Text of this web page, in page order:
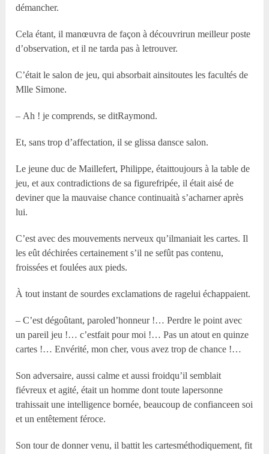
démancher.
Cela étant, il manœuvra de façon à découvrirun meilleur poste
d’observation, et il ne tarda pas à letrouver.
C’était le salon de jeu, qui absorbait ainsitoutes les facultés de
Mlle Simone.
– Ah ! je comprends, se ditRaymond.
Et, sans trop d’affectation, il se glissa dansce salon.
Le jeune duc de Maillefert, Philippe, étaittoujours à la table de
jeu, et aux contradictions de sa figurefripée, il était aisé de
deviner que la mauvaise chance continuaità s’acharner après
lui.
C’est avec des mouvements nerveux qu’ilmaniait les cartes. Il
les eût déchirées certainement s’il ne sefût pas contenu,
froissées et foulées aux pieds.
À tout instant de sourdes exclamations de ragelui échappaient.
– C’est dégoûtant, paroled’honneur !… Perdre le point avec
un pareil jeu !… c’estfait pour moi !… Pas un atout en quinze
cartes !… Envérité, mon cher, vous avez trop de chance !…
Son adversaire, aussi calme et aussi froidqu’il semblait
fiévreux et agité, était un homme dont toute lapersonne
trahissait une intelligence bornée, beaucoup de confianceen soi
et un entêtement féroce.
Son tour de donner venu, il battit les cartesméthodiquement, fit